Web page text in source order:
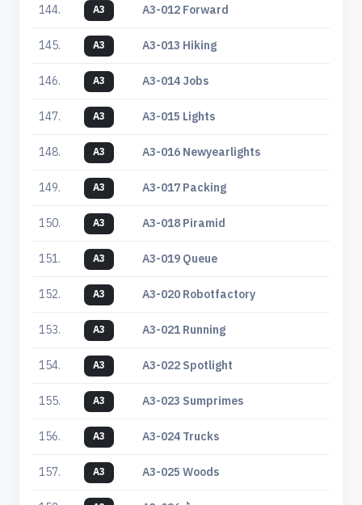
144.
A3
A3-012 Forward
145.
A3
A3-013 Hiking
146.
A3
A3-014 Jobs
147.
A3
A3-015 Lights
148.
A3
A3-016 Newyearlights
149.
A3
A3-017 Packing
150.
A3
A3-018 Piramid
151.
A3
A3-019 Queue
152.
A3
A3-020 Robotfactory
153.
A3
A3-021 Running
154.
A3
A3-022 Spotlight
155.
A3
A3-023 Sumprimes
156.
A3
A3-024 Trucks
157.
A3
A3-025 Woods